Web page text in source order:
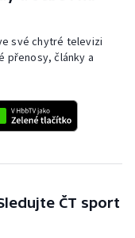
své chytré televizi
přenosy, články a
ČT sport